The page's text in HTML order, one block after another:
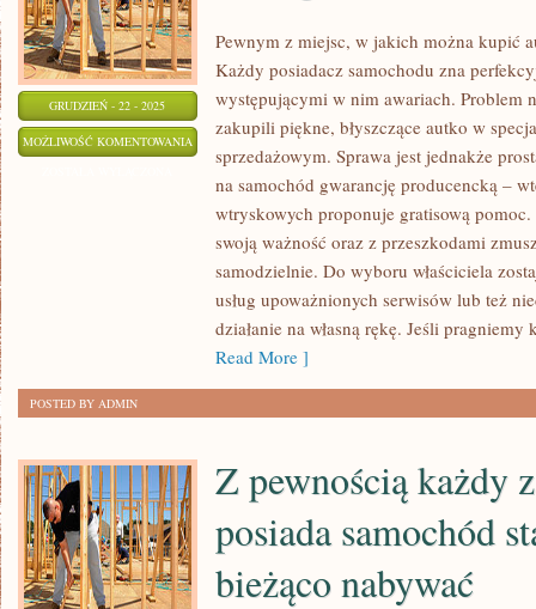
GRUDZIEŃ - 22 - 2025
MOŻLIWOŚĆ KOMENTOWANIA
POSIADACZ
Pewnym z miejsc, w jakich można kupić
Każdy posiadacz samochodu zna
występującymi w nim awariach. Problem
zakupili piękne, błyszczące autko w
sprzedażowym. Sprawa jest jednakże
na samochód gwarancję producencką –
wtryskowych proponuje gratisową
swoją ważność oraz z przeszkodami
samodzielnie. Do wyboru właściciela
usług upoważnionych serwisów lub też
działanie na własną rękę. Jeśli
Read More ]
POSTED BY ADMIN
Z pewnością każdy
posiada samochód
bieżąco nabywać